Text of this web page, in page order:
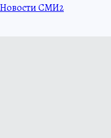
Новости СМИ2